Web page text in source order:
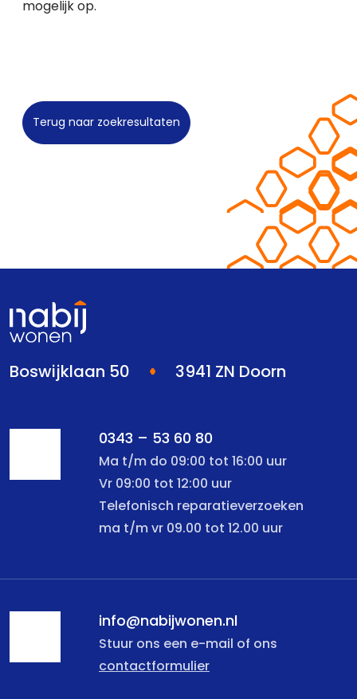
mogelijk op.
Terug naar zoekresultaten
Boswijklaan 50 3941 ZN Doorn
0343 – 53 60 80
Ma t/m do 09:00 tot 16:00 uur
Vr 09:00 tot 12:00 uur
Telefonisch reparatieverzoeken
ma t/m vr 09.00 tot 12.00 uur
info@nabijwonen.nl
Stuur ons een e-mail of ons
contactformulier